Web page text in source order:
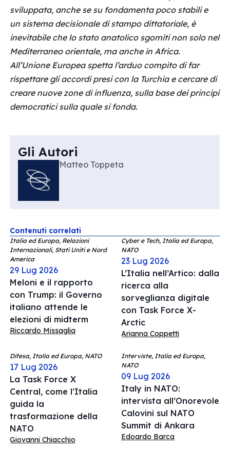
sviluppata, anche se su fondamenta poco stabili e
un sistema decisionale di stampo dittatoriale, è
inevitabile che lo stato anatolico sgomiti non solo nel
Mediterraneo orientale, ma anche in Africa.
All’Unione Europea spetta l’arduo compito di far
rispettare gli accordi presi con la Turchia e cercare di
creare nuove zone di influenza, sulla base dei principi
democratici sulla quale si fonda.
Gli Autori
Matteo Toppeta
Contenuti correlati
Italia ed Europa, Relazioni
Internazionali, Stati Uniti e Nord
America
29 Lug 2026
Meloni e il rapporto
con Trump: il Governo
italiano attende le
elezioni di midterm
Riccardo Missaglia
Cyber e Tech, Italia ed Europa,
NATO
23 Lug 2026
L’Italia nell’Artico: dalla
ricerca alla
sorveglianza digitale
con Task Force X-
Arctic
Arianna Coppetti
Difesa, Italia ed Europa, NATO
17 Lug 2026
La Task Force X
Central, come l’Italia
guida la
trasformazione della
NATO
Giovanni Chiacchio
Interviste, Italia ed Europa,
NATO
09 Lug 2026
Italy in NATO:
intervista all’Onorevole
Calovini sul NATO
Summit di Ankara
Edoardo Barca